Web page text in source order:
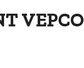
VEPCO